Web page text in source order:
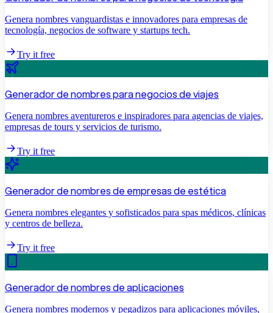
Genera nombres vanguardistas e innovadores para empresas de
tecnología, negocios de software y startups tech.
Try it free
Generador de nombres para negocios de viajes
Genera nombres aventureros e inspiradores para agencias de viajes,
empresas de tours y servicios de turismo.
Try it free
Generador de nombres de empresas de estética
Genera nombres elegantes y sofisticados para spas médicos, clínicas
y centros de belleza.
Try it free
Generador de nombres de aplicaciones
Genera nombres modernos y pegadizos para aplicaciones móviles,